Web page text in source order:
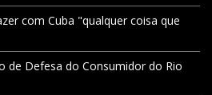
com Cuba "qualquer coisa que
de Defesa do Consumidor do Rio